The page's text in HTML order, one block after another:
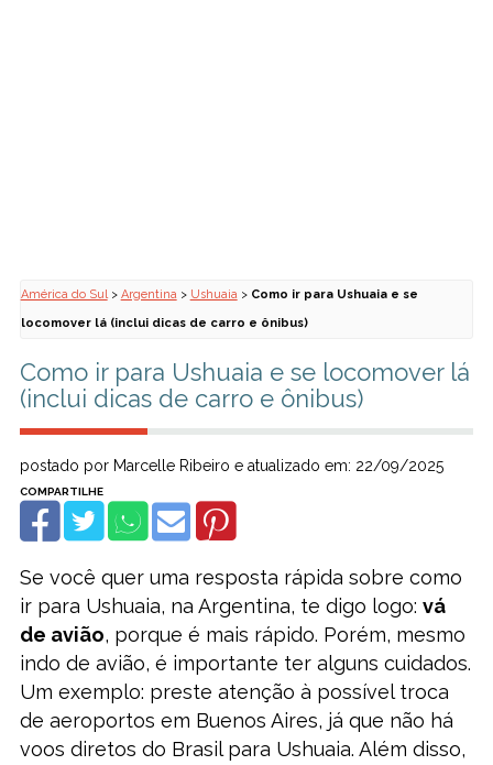
América do Sul> Argentina> Ushuaia> Como ir para Ushuaia e se
locomover lá (inclui dicas de carro e ônibus)
Como ir para Ushuaia e se locomover lá
(inclui dicas de carro e ônibus)
postado por Marcelle Ribeiro e atualizado em: 22/09/2025
Se você quer uma resposta rápida sobre como
ir para Ushuaia, na Argentina, te digo logo: vá
de avião, porque é mais rápido. Porém, mesmo
indo de avião, é importante ter alguns cuidados.
Um exemplo: preste atenção à possível troca
de aeroportos em Buenos Aires, já que não há
voos diretos do Brasil para Ushuaia. Além disso,